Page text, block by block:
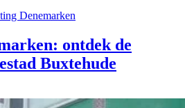
ontdek de
Buxtehude